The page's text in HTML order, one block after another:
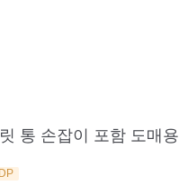
통 손잡이 포함 도매용